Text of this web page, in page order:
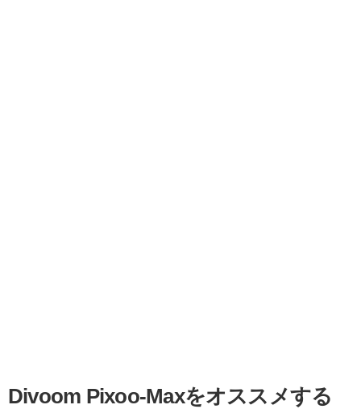
Divoom Pixoo-Maxをオススメする